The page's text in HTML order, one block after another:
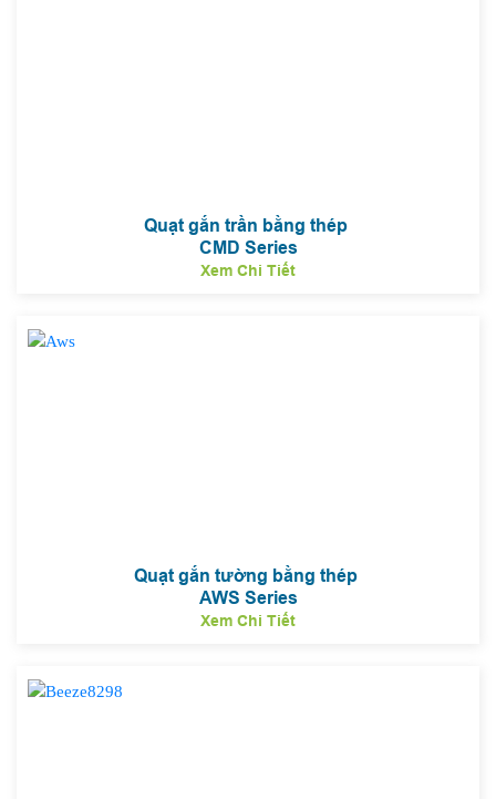
Quạt gắn trần bằng thép
CMD Series
Xem Chi Tiết
Quạt gắn tường bằng thép
AWS Series
Xem Chi Tiết